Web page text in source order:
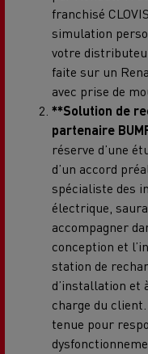
franchisé
simulation
votre
faite sur un
avec prise de
**Solution de
partenaire
réserve d’une
d’un accord
spécialiste des
électrique,
accompagner
conception et
station de
d’installation et
charge du
tenue pour